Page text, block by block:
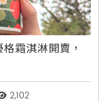
霜淇淋開賣，
2,102